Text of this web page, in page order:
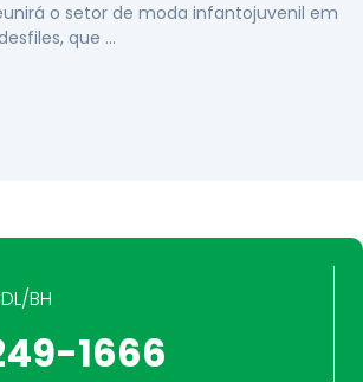
o setor de moda infantojuvenil em
que …
BH
1666